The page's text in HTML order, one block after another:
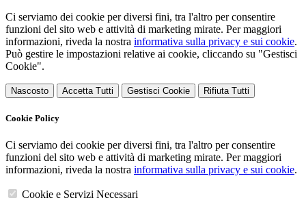
Ci serviamo dei cookie per diversi fini, tra l'altro per consentire
funzioni del sito web e attività di marketing mirate. Per maggiori
informazioni, riveda la nostra informativa sulla privacy e sui cookie.
Può gestire le impostazioni relative ai cookie, cliccando su "Gestisci
Cookie".
Nascosto Accetta Tutti Gestisci Cookie Rifiuta Tutti
Cookie Policy
Ci serviamo dei cookie per diversi fini, tra l'altro per consentire
funzioni del sito web e attività di marketing mirate. Per maggiori
informazioni, riveda la nostra informativa sulla privacy e sui cookie.
Cookie e Servizi Necessari